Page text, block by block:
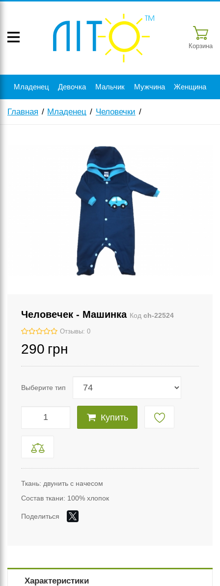
Корзина
Младенец Девочка Мальчик Мужчина Женщина
Главная Младенец Человечки
Человечек - Машинка Код ch-22524
Отзывы: 0
290 грн
Выберите тип
Купить
Ткань: двунить с начесом
Состав ткани: 100% хлопок
Поделиться
Характеристики